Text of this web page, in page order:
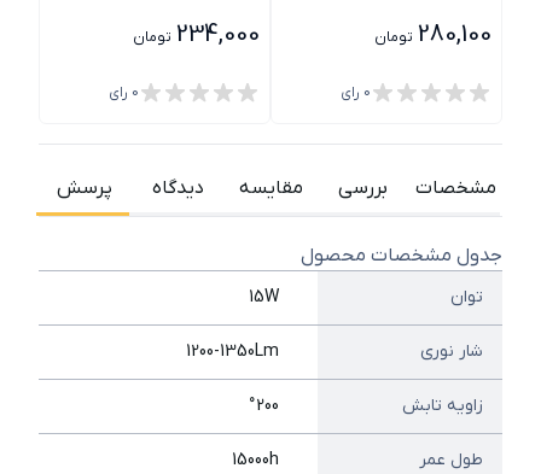
280,100 تومان
0 رای
234,000 تومان
0 رای
مشخصات بررسی مقایسه دیدگاه پرسش
جدول مشخصات محصول
توان 15W
شار نوری 1200-1350Lm
زاویه تابش °200
طول عمر 15000h